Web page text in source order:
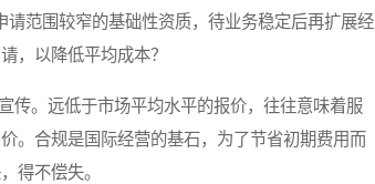
范围较窄的基础性资质，待业务稳定后再扩展经
，以降低平均成本？
。远低于市场平均水平的报价，往往意味着服
。合规是国际经营的基石，为了节省初期费用而
得不偿失。